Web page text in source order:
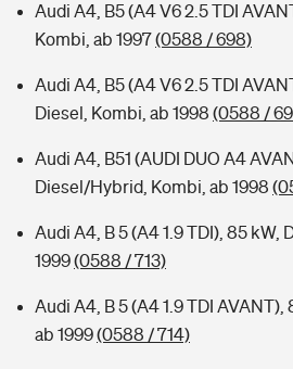
Audi A4, B5 (A4 V6 2.5 TDI
Kombi, ab 1997(0588 / 698)
Audi A4, B5 (A4 V6 2.5 TDI
Diesel, Kombi, ab 1998 (0588 /
Audi A4, B51 (AUDI DUO A4
Diesel/Hybrid, Kombi, ab 1998
Audi A4, B 5 (A4 1.9 TDI), 85 kW,
1999(0588 / 713)
Audi A4, B 5 (A4 1.9 TDI AVANT),
ab 1999(0588 / 714)